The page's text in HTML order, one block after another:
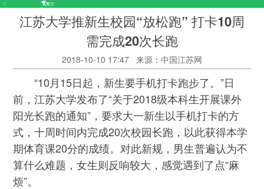
江苏大学推新生校园“放松跑” 打卡10周
需完成20次长跑
2018-10-10 17:47 来源：中国江苏网
“10月15日起，新生要手机打卡跑步了。”日
前，江苏大学发布了“关于2018级本科生开展课外
阳光长跑的通知”，要求大一新生以手机打卡的方
式，十周时间内完成20次校园长跑，以此获得本学
期体育课20分的成绩。对此新规，男生普遍认为不
算什么难题，女生则反响较大，感觉遇到了点“麻
烦”。